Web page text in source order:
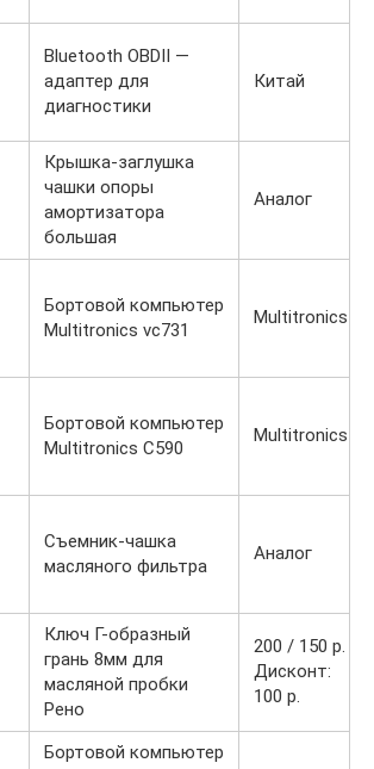
Bluetooth OBDII —
адаптер для
диагностики
Китай
Крышка-заглушка
чашки опоры
амортизатора
большая
Аналог
Бортовой компьютер
Multitronics vc731
Multitronics
Бортовой компьютер
Multitronics C590
Multitronics
Съемник-чашка
масляного фильтра
Аналог
Ключ Г-образный
грань 8мм для
масляной пробки
Рено
200 / 150 р.
Дисконт:
100 р.
Бортовой компьютер